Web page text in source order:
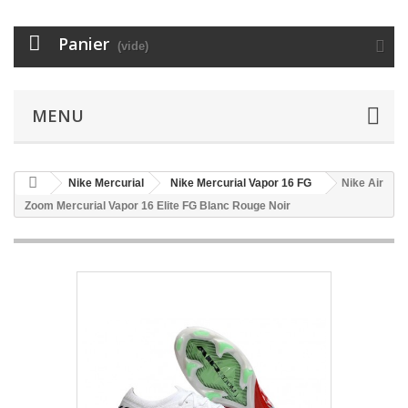
Panier (vide)
MENU
Nike Mercurial Nike Mercurial Vapor 16 FG
Nike Air
Zoom Mercurial Vapor 16 Elite FG Blanc Rouge Noir